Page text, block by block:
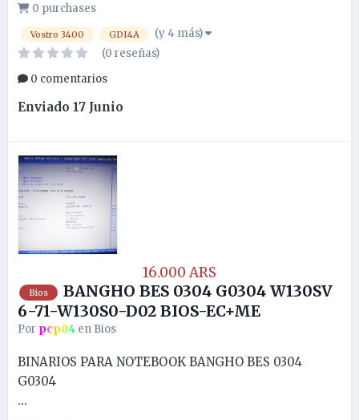
0 purchases
Vostro 3400 GDI4A
(y 4 más)
(0 reseñas)
0 comentarios
Enviado 17 Junio
16.000 ARS
Bios
BANGHO BES 0304 G0304 W130SV
6-71-W130S0-D02 BIOS-EC+ME
Por pcp04 en Bios
BINARIOS PARA NOTEBOOK BANGHO BES 0304
G0304
...